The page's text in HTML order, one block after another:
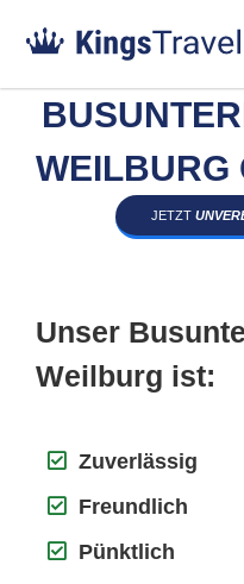
WEILBURG
JETZT
Unser
Weilburg ist:
Zuverlässig
Freundlich
Pünktlich